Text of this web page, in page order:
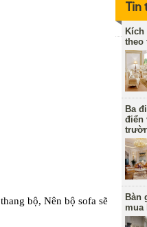
bộ, Nên bộ sofa sẽ
Tin
theo
Ba
điển
Bàn
mua